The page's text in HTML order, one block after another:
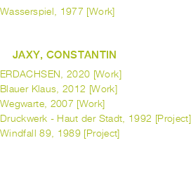
Wasserspiel, 1977 [Work]
JAXY, CONSTANTIN
ERDACHSEN, 2020 [Work]
Blauer Klaus, 2012 [Work]
Wegwarte, 2007 [Work]
Druckwerk - Haut der Stadt, 1992 [Project]
Windfall 89, 1989 [Project]